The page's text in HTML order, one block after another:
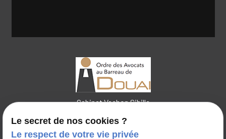
Cabinet Vachon Sibille
Le secret de nos cookies ?
Le respect de votre vie privée